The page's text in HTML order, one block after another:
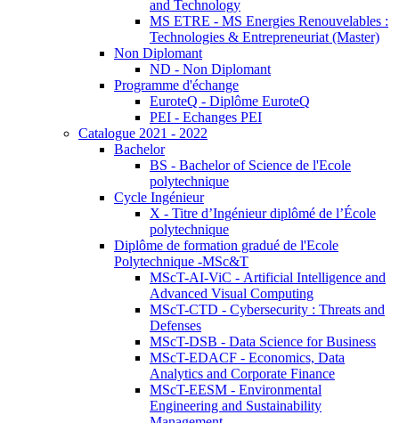
and Technology
MS ETRE - MS Energies Renouvelables :
Technologies & Entrepreneuriat (Master)
Non Diplomant
ND - Non Diplomant
Programme d'échange
EuroteQ - Diplôme EuroteQ
PEI - Echanges PEI
Catalogue 2021 - 2022
Bachelor
BS - Bachelor of Science de l'Ecole
polytechnique
Cycle Ingénieur
X - Titre d’Ingénieur diplômé de l’École
polytechnique
Diplôme de formation gradué de l'Ecole
Polytechnique -MSc&T
MScT-AI-ViC - Artificial Intelligence and
Advanced Visual Computing
MScT-CTD - Cybersecurity : Threats and
Defenses
MScT-DSB - Data Science for Business
MScT-EDACF - Economics, Data
Analytics and Corporate Finance
MScT-EESM - Environmental
Engineering and Sustainability